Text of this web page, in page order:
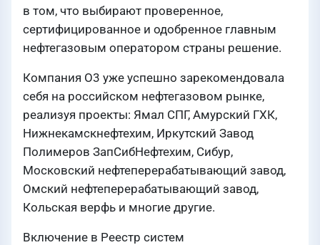
в том, что выбирают проверенное,
сертифицированное и одобренное главным
нефтегазовым оператором страны решение.
Компания О3 уже успешно зарекомендовала
себя на российском нефтегазовом рынке,
реализуя проекты: Ямал СПГ, Амурский ГХК,
Нижнекамскнефтехим, Иркутский Завод
Полимеров ЗапСибНефтехим, Сибур,
Московский нефтеперерабатывающий завод,
Омский нефтеперерабатывающий завод,
Кольская верфь и многие другие.
Включение в Реестр систем